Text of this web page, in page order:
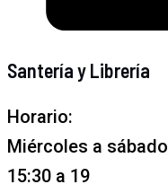
Santería y Librería
Horario:
Miércoles a sábado
15:30 a 19